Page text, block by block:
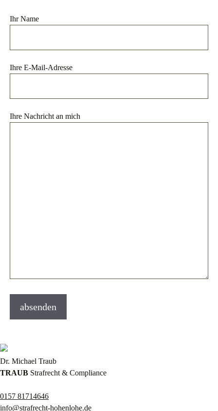
Ihr Name
Ihre E-Mail-Adresse
Ihre Nachricht an mich
Dr. Michael Traub
TRAUB Strafrecht & Compliance
0157 81714646
info@strafrecht-hohenlohe.de